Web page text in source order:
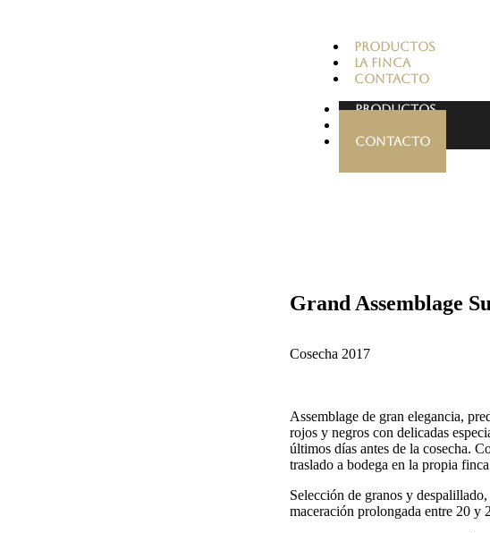
PRODUCTOS
LA FINCA
CONTACTO
PRODUCTOS
CONTACTO
Grand Assemblage
Cosecha 2017
Assemblage de gran elegancia,
rojos y negros con delicadas
últimos días antes de la cosecha.
traslado a bodega en la propia
Selección de granos y
maceración prolongada entre 20 y